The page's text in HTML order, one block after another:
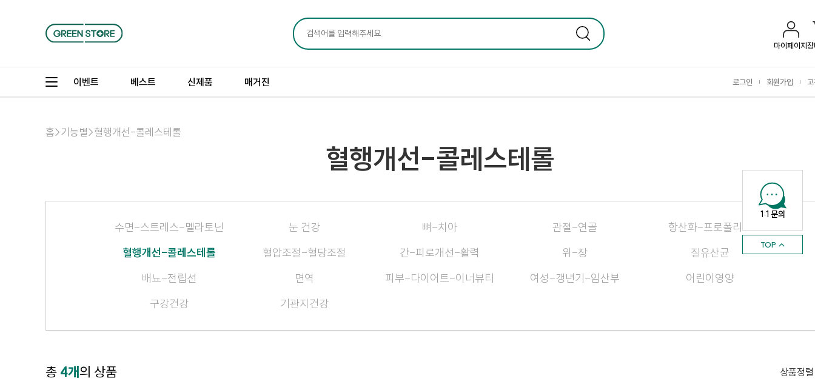
1:1 문의
TOP ↑
마이페이지
이벤트 베스트 신제품 매거진 로그인 | 회원가입 |
홈>기능별>혈행개선-콜레스테롤
혈행개선-콜레스테롤
수면-스트레스-멜라토닌 눈 건강 뼈-치아 관절-연골
항산화-프로폴리스
혈행개선-콜레스테롤
혈압조절-혈당조절 간-피로개선-활력 위-장
질유산균
배뇨-전립선
면역 피부-다이어트-이너뷰티 여성-갱년기-임산부
어린이영양
구강건강
기관지건강
총 4개의 상품 상품정렬